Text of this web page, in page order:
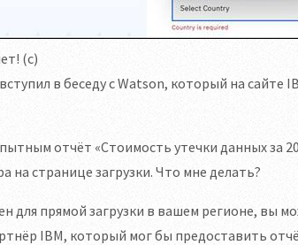
(с)
в беседу с Watson, который на сайте
отчёт «Стоимость утечки данных за
на странице загрузки. Что мне делать?
для прямой загрузки в вашем регионе, вы
IBM, который мог бы предоставить